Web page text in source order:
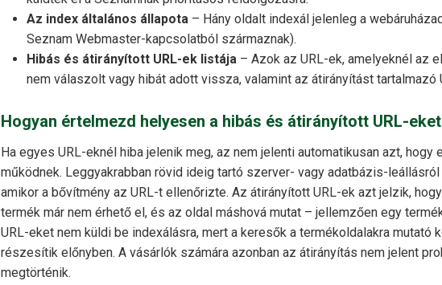
Az index általános állapota – Hány oldalt indexál jelenleg a
Seznam Webmaster-kapcsolatból származnak).
Hibás és átirányított URL-ek listája – Azok az URL-ek, amelyeknél az
nem válaszolt vagy hibát adott vissza, valamint az átirányítást tartalmazó
Hogyan értelmezd helyesen a hibás és átirányított URL-eket
Ha egyes URL-eknél hiba jelenik meg, az nem jelenti automatikusan azt, hogy
működnek. Leggyakrabban rövid ideig tartó szerver- vagy adatbázis-leállásról
amikor a bővítmény az URL-t ellenőrizte. Az átirányított URL-ek azt jelzik,
termék már nem érhető el, és az oldal máshová mutat – jellemzően egy
URL-eket nem küldi be indexálásra, mert a keresők a termékoldalakra mutató
részesítik előnyben. A vásárlók számára azonban az átirányítás nem jelent
megtörténik.